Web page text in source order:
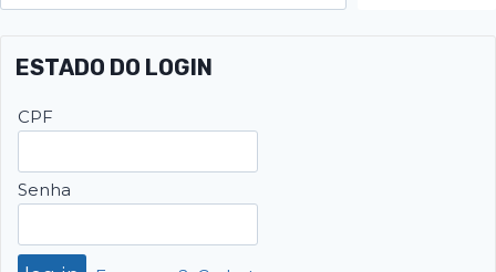
ESTADO DO LOGIN
CPF
Senha